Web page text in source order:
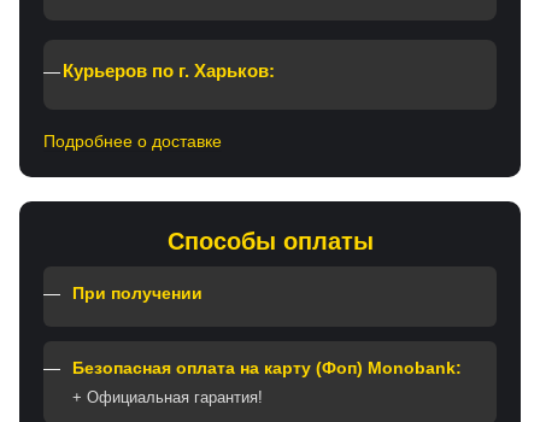
Курьеров по г. Харьков:
Подробнее о доставке
Способы оплаты
При получении
Безопасная оплата на карту (Фоп) Monobank:
+ Официальная гарантия!